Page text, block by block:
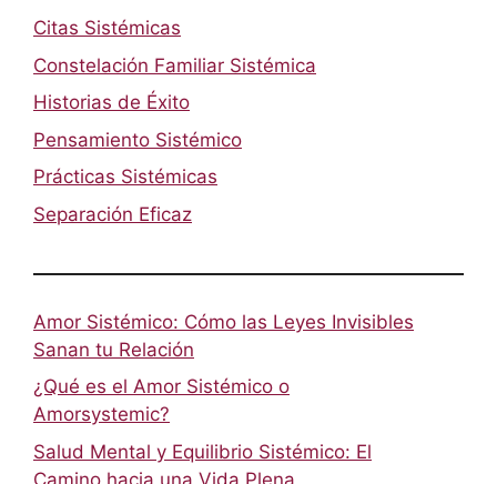
Citas Sistémicas
Constelación Familiar Sistémica
Historias de Éxito
Pensamiento Sistémico
Prácticas Sistémicas
Separación Eficaz
Amor Sistémico: Cómo las Leyes Invisibles
Sanan tu Relación
¿Qué es el Amor Sistémico o
Amorsystemic?
Salud Mental y Equilibrio Sistémico: El
Camino hacia una Vida Plena